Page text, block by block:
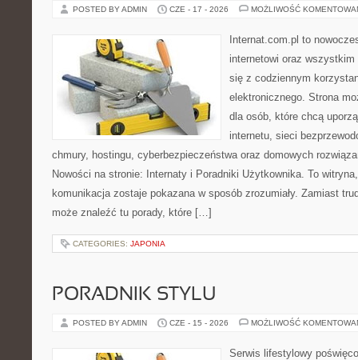
POSTED BY ADMIN CZE - 17 - 2026 MOŻLIWOŚĆ
Internat.com.pl to
internetowi oraz
się z codziennym
elektronicznego. Strona
dla osób, które chcą
internetu, sieci
chmury, hostingu, cyberbezpieczeństwa oraz domowych
Nowości na stronie: Internaty i Poradniki Użytkownika. To
komunikacja zostaje pokazana w sposób zrozumiały. Zamiast
może znaleźć tu porady, które […]
CATEGORIES: JAPONIA
PORADNIK STYLU
POSTED BY ADMIN CZE - 15 - 2026 MOŻLIWOŚĆ
Serwis lifestylowy